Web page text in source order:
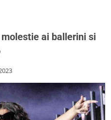
ai ballerini si